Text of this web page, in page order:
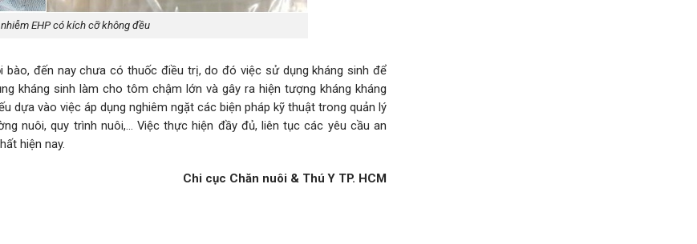
EHP có kích cỡ không đều
bào, đến nay chưa có thuốc điều trị, do đó việc sử dụng kháng sinh để
kháng sinh làm cho tôm chậm lớn và gây ra hiện tượng kháng kháng
dựa vào việc áp dụng nghiêm ngặt các biện pháp kỹ thuật trong quản lý
nuôi, quy trình nuôi,… Việc thực hiện đầy đủ, liên tục các yêu cầu an
hiện nay.
Chi cục Chăn nuôi & Thú Y TP. HCM